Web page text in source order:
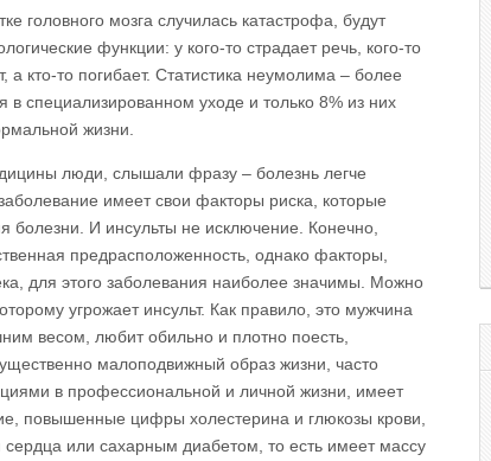
головного мозга случилась катастрофа, будут
функции: у кого-то страдает речь, кого-то
а кто-то погибает. Статистика неумолима – более
в специализированном уходе и только 8% из них
жизни.
люди, слышали фразу – болезнь легче
имеет свои факторы риска, которые
болезни. И инсульты не исключение. Конечно,
предрасположенность, однако факторы,
для этого заболевания наиболее значимы. Можно
угрожает инсульт. Как правило, это мужчина
весом, любит обильно и плотно поесть,
малоподвижный образ жизни, часто
в профессиональной и личной жизни, имеет
повышенные цифры холестерина и глюкозы крови,
или сахарным диабетом, то есть имеет массу